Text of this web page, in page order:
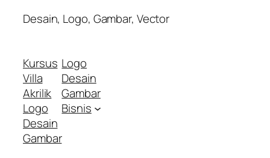
Desain, Logo, Gambar, Vector
Kursus
Villa
Akrilik
Logo
Desain
Gambar
Logo
Desain
Gambar
Bisnis